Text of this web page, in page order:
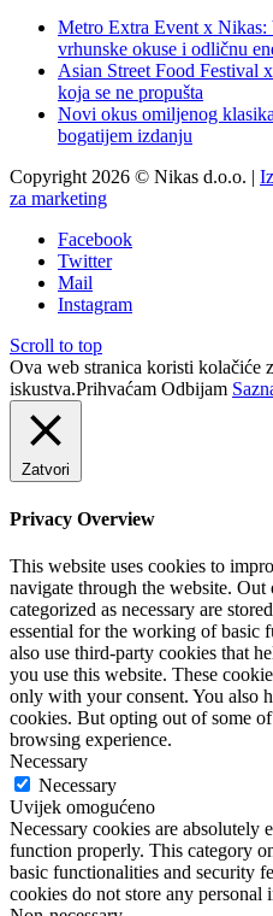
Metro Extra Event x Nikas:
vrhunske okuse i odličnu
Asian Street Food Festival
koja se ne propušta
Novi okus omiljenog
bogatijem izdanju
Copyright 2026 © Nikas d.o.o. |
za marketing
Facebook
Twitter
Mail
Instagram
Scroll to top
Ova web stranica koristi kolačiće
iskustva.Prihvaćam Odbijam
Zatvori
Privacy Overview
This website uses cookies to
navigate through the website. Out
categorized as necessary are
essential for the working of basic
also use third-party cookies that
you use this website. These
only with your consent. You also
cookies. But opting out of some
browsing experience.
Necessary
Necessary
Uvijek omogućeno
Necessary cookies are absolutely
function properly. This category
basic functionalities and security
cookies do not store any personal